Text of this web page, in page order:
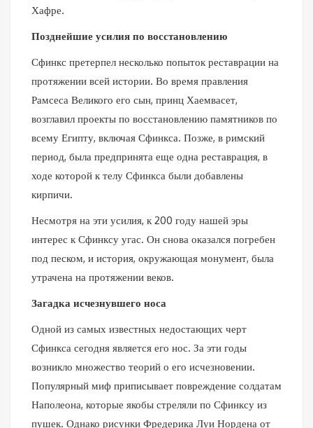
Хафре.
Позднейшие усилия по восстановлению
Сфинкс претерпел несколько попыток реставрации на
протяжении всей истории. Во время правления
Рамсеса Великого его сын, принц Хаемвасет,
возглавил проекты по восстановлению памятников по
всему Египту, включая Сфинкса. Позже, в римский
период, была предпринята еще одна реставрация, в
ходе которой к телу Сфинкса были добавлены
кирпичи.
Несмотря на эти усилия, к 200 году нашей эры
интерес к Сфинксу угас. Он снова оказался погребен
под песком, и история, окружающая монумент, была
утрачена на протяжении веков.
Загадка исчезнувшего носа
Одной из самых известных недостающих черт
Сфинкса сегодня является его нос. За эти годы
возникло множество теорий о его исчезновении.
Популярный миф приписывает повреждение солдатам
Наполеона, которые якобы стреляли по Сфинксу из
пушек. Однако рисунки Фредерика Луи Нордена от